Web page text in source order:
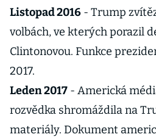
Listopad 2016 - Trump
volbách, ve kterých porazil
Clintonovou. Funkce
2017.
Leden 2017 - Americká
rozvědka shromáždila na
materiály. Dokument